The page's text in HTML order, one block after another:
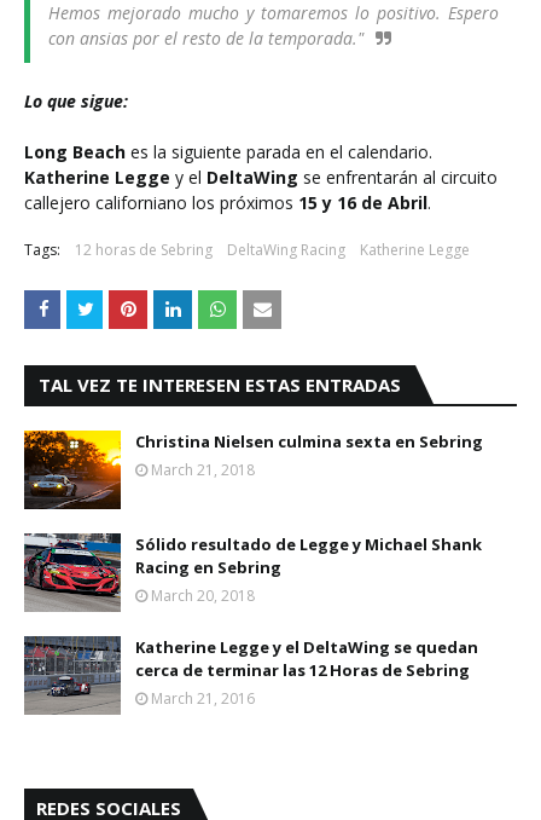
Hemos mejorado mucho y tomaremos lo positivo. Espero
con ansias por el resto de la temporada."
Lo que sigue:
Long Beach es la siguiente parada en el calendario.
Katherine Legge y el DeltaWing se enfrentarán al circuito
callejero californiano los próximos 15 y 16 de Abril.
Tags: 12 horas de Sebring DeltaWing Racing Katherine Legge
TAL VEZ TE INTERESEN ESTAS ENTRADAS
Christina Nielsen culmina sexta en Sebring
March 21, 2018
Sólido resultado de Legge y Michael Shank
Racing en Sebring
March 20, 2018
Katherine Legge y el DeltaWing se quedan
cerca de terminar las 12 Horas de Sebring
March 21, 2016
REDES SOCIALES